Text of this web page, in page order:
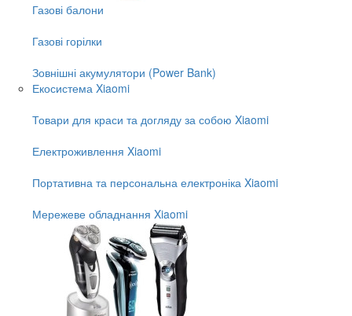
Газові балони
Газові горілки
Зовнішні акумулятори (Power Bank)
Екосистема Xiaomi
Товари для краси та догляду за собою Xiaomi
Електроживлення Xiaomi
Портативна та персональна електроніка Xiaomi
Мережеве обладнання Xiaomi